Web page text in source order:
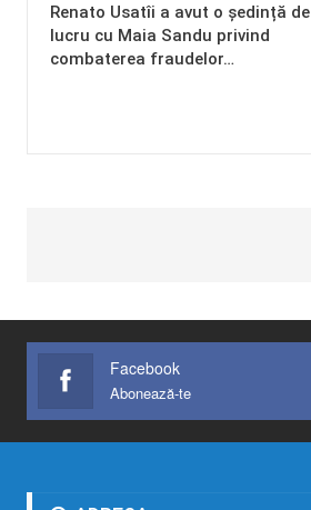
Renato Usatîi a avut o ședință de
lucru cu Maia Sandu privind
combaterea fraudelor…
Facebook
Abonează-te